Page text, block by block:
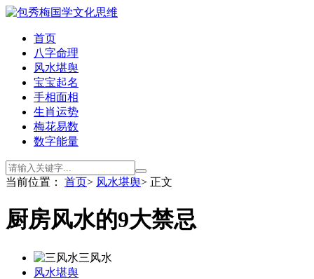
首页
八字命理
风水堪舆
宝宝起名
手相面相
生肖运势
梅花易数
数字能量
当前位置： 首页> 风水堪舆> 正文
厨房风水的9大禁忌
三风水
风水堪舆